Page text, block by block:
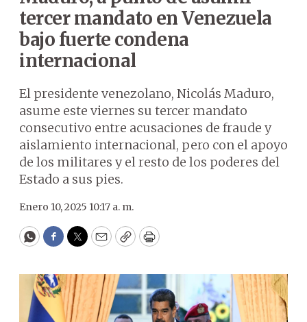
tercer mandato en Venezuela
bajo fuerte condena
internacional
El presidente venezolano, Nicolás Maduro,
asume este viernes su tercer mandato
consecutivo entre acusaciones de fraude y
aislamiento internacional, pero con el apoyo
de los militares y el resto de los poderes del
Estado a sus pies.
Enero 10, 2025 10:17 a. m.
WhatsApp
Facebook
Twitter
EmailCopyPrint